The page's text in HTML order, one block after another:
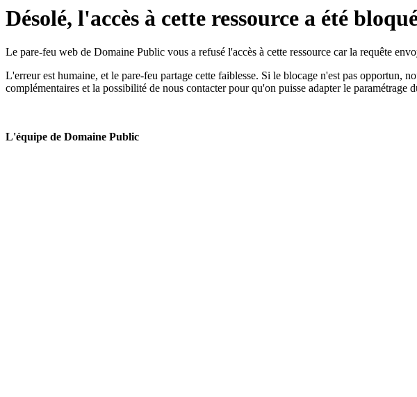
Désolé, l'accès à cette ressource a été
Le pare-feu web de Domaine Public vous a refusé l'accès à cette ressource car la requête
L'erreur est humaine, et le pare-feu partage cette faiblesse. Si le blocage n'est pas opportun,
complémentaires et la possibilité de nous contacter pour qu'on puisse adapter le paramétrage
L'équipe de Domaine Public